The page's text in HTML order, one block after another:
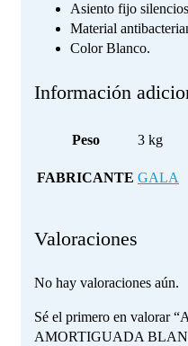
Asiento fijo
Material
Color Blanco.
Información
Peso 3 kg
FABRICANTE GALA
Valoraciones
No hay valoraciones aún.
Sé el primero en valorar
AMORTIGUADA